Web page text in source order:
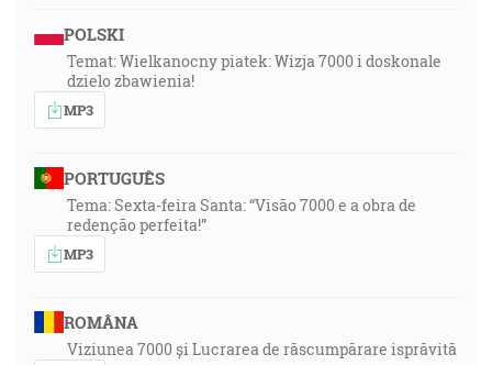
POLSKI
Temat: Wielkanocny piatek: Wizja 7000 i doskonale
dzielo zbawienia!
MP3
PORTUGUÊS
Tema: Sexta-feira Santa: “Visão 7000 e a obra de
redenção perfeita!”
MP3
ROMÂNA
Viziunea 7000 și Lucrarea de răscumpărare isprăvită